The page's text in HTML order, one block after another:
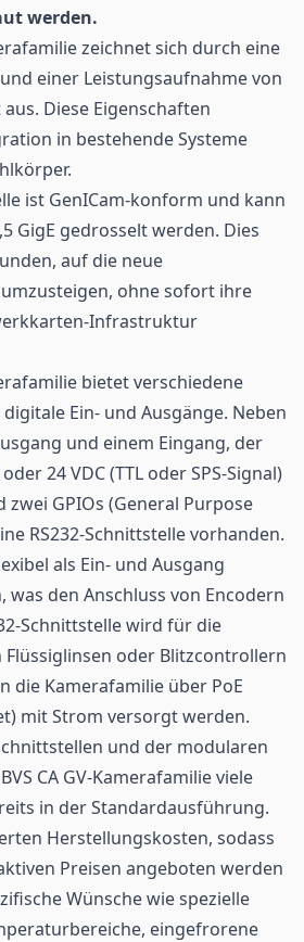
werden.
zeichnet sich durch eine
einer Leistungsaufnahme von
Diese Eigenschaften
in bestehende Systeme
ist GenICam-konform und kann
GigE gedrosselt werden. Dies
auf die neue
ohne sofort ihre
Infrastruktur
bietet verschiedene
Ein- und Ausgänge. Neben
und einem Eingang, der
24 VDC (TTL oder SPS-Signal)
GPIOs (General Purpose
RS232-Schnittstelle vorhanden.
als Ein- und Ausgang
den Anschluss von Encodern
Schnittstelle wird für die
oder Blitzcontrollern
die Kamerafamilie über PoE
mit Strom versorgt werden.
und der modularen
CA GV-Kamerafamilie viele
in der Standardausführung.
Herstellungskosten, sodass
Preisen angeboten werden
Wünsche wie spezielle
eingefrorene